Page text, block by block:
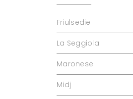
Friulsedie
La Seggiola
Maronese
Midj